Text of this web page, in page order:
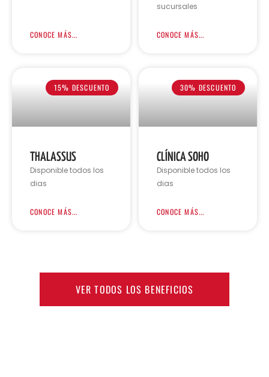
CONOCE MÁS...
sucursales
CONOCE MÁS...
15% DESCUENTO
THALASSUS
Disponible todos los
dias
CONOCE MÁS...
30% DESCUENTO
CLÍNICA SOHO
Disponible todos los
dias
CONOCE MÁS...
VER TODOS LOS BENEFICIOS